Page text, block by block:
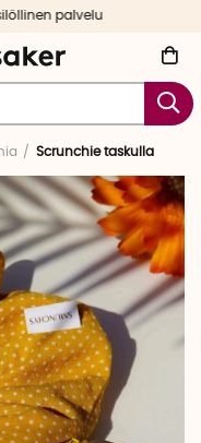
palvelu
Scrunchie taskulla